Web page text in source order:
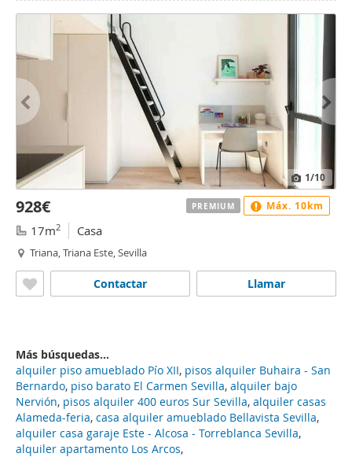
1/10
928€
17m2 Casa
Triana, Triana Este, Sevilla
Llamar
Contactar
PREMIUM Máx. 10km
Más búsquedas...
alquiler piso amueblado Pío XII, pisos alquiler Buhaira - San
Bernardo, piso barato El Carmen Sevilla, alquiler bajo
Nervión, pisos alquiler 400 euros Sur Sevilla, alquiler casas
Alameda-feria, casa alquiler amueblado Bellavista Sevilla,
alquiler casa garaje Este - Alcosa - Torreblanca Sevilla,
alquiler apartamento Los Arcos,